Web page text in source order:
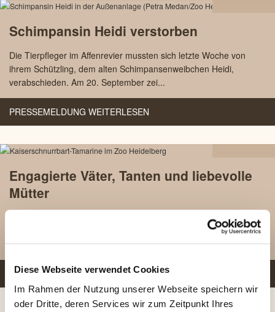
Diese Webseite verwendet Cookies
Im Rahmen der Nutzung unserer Webseite speichern wir
oder Dritte, deren Services wir zum Zeitpunkt Ihres
Schimpansin Heidi verstorben
Die Tierpfleger im Affenrevier mussten sich letzte Woche von
ihrem Schützling, dem alten Schimpansenweibchen Heidi,
verabschieden. Am 20. September zei...
PRESSEMELDUNG WEITERLESEN
2023
Engagierte Väter, Tanten und liebevolle
Mütter
Jede Mutter liebt ihre Kinder. In der Art der Erziehungsmethoden
gibt es individuell unterschiedliche Herangehensweisen. In der
Tierwelt gibt es wie bei...
PRESSEMELDUNG WEITERLESEN